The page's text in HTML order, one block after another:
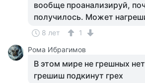
вообще проанализируй,
получилось. Может
8 лет
1
Рома Ибрагимов
В этом мире не грешных
грешиш подкинут грех